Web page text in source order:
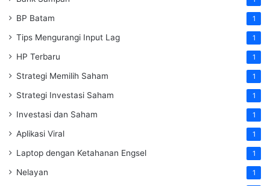
BP Batam 1
Tips Mengurangi Input Lag 1
HP Terbaru 1
Strategi Memilih Saham 1
Strategi Investasi Saham 1
Investasi dan Saham 1
Aplikasi Viral 1
Laptop dengan Ketahanan Engsel 1
Nelayan 1